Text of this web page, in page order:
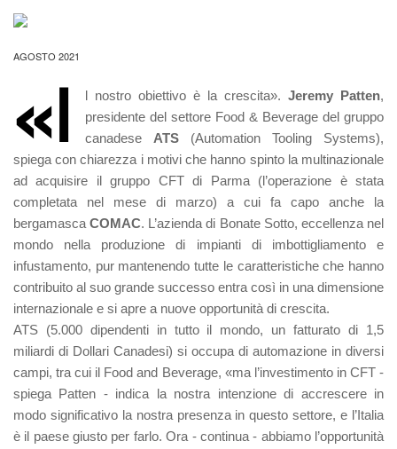
AGOSTO 2021
«I l nostro obiettivo è la crescita». Jeremy Patten,
presidente del settore Food & Beverage del gruppo
canadese ATS (Automation Tooling Systems),
spiega con chiarezza i motivi che hanno spinto la multinazionale
ad acquisire il gruppo CFT di Parma (l’operazione è stata
completata nel mese di marzo) a cui fa capo anche la
bergamascaCOMAC. L’azienda di Bonate Sotto, eccellenza nel
mondo nella produzione di impianti di imbottigliamento e
infustamento, pur mantenendo tutte le caratteristiche che hanno
contribuito al suo grande successo entra così in una dimensione
internazionale e si apre a nuove opportunità di crescita.
ATS (5.000 dipendenti in tutto il mondo, un fatturato di 1,5
miliardi di Dollari Canadesi) si occupa di automazione in diversi
campi, tra cui il Food and Beverage, «ma l’investimento in CFT -
spiega Patten - indica la nostra intenzione di accrescere in
modo significativo la nostra presenza in questo settore, e l’Italia
è il paese giusto per farlo. Ora - continua - abbiamo l’opportunità